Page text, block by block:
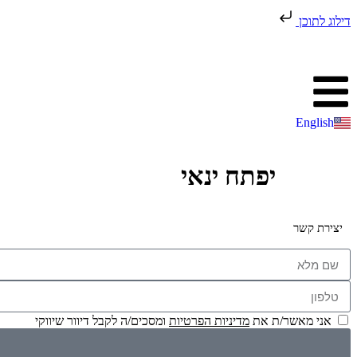
דילוג לתוכן
English
יפתח ינאי
יצירת קשר
אני מאשר/ת את מדיניות הפרטיות ומסכים/ה לקבל דיוור שיווקי